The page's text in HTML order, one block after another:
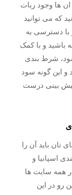
ها وجود ربات
که می توانید
با دسترسی به
باشید و با کمک
شرط بندی
و این گونه سود
پیش بینی درست
تان باید آن را
اسپانیا و
همه سایت ها
رو در این